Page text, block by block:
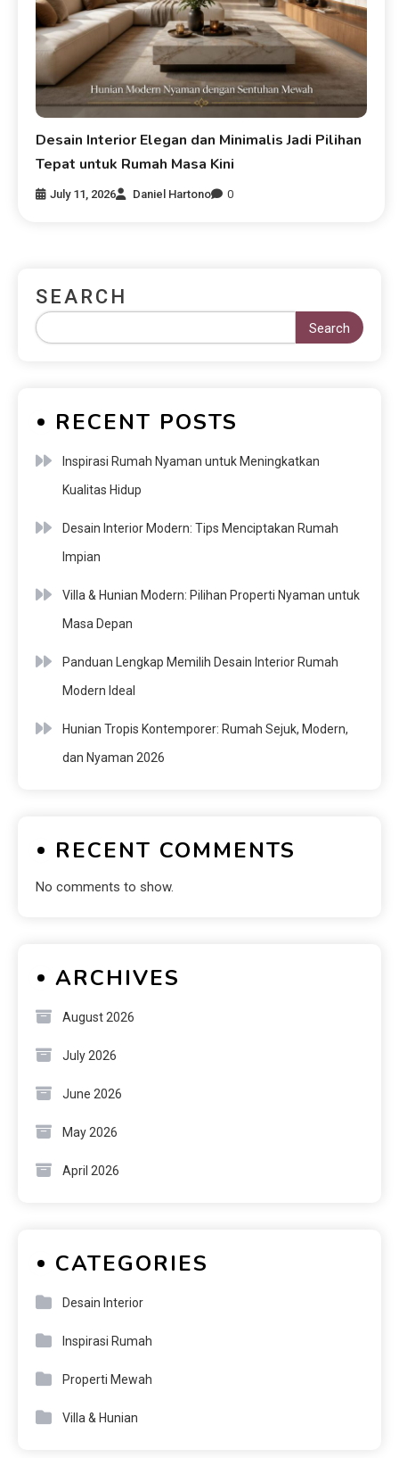
Desain Interior Elegan dan Minimalis Jadi Pilihan
Tepat untuk Rumah Masa Kini
July 11, 2026 Daniel Hartono 0
SEARCH
Search
RECENT POSTS
Inspirasi Rumah Nyaman untuk Meningkatkan
Kualitas Hidup
Desain Interior Modern: Tips Menciptakan Rumah
Impian
Villa & Hunian Modern: Pilihan Properti Nyaman untuk
Masa Depan
Panduan Lengkap Memilih Desain Interior Rumah
Modern Ideal
Hunian Tropis Kontemporer: Rumah Sejuk, Modern,
dan Nyaman 2026
RECENT COMMENTS
No comments to show.
ARCHIVES
August 2026
July 2026
June 2026
May 2026
April 2026
CATEGORIES
Desain Interior
Inspirasi Rumah
Properti Mewah
Villa & Hunian